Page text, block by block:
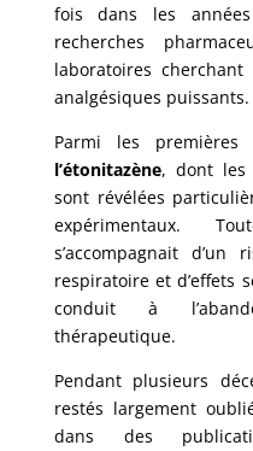
fois dans les
recherches
laboratoires
analgésiques puissants.
Parmi les premières
l’étonitazène, dont les
sont révélées
expérimentaux.
s’accompagnait
respiratoire et d’effets
conduit à
thérapeutique.
Pendant plusieurs
restés largement
dans des